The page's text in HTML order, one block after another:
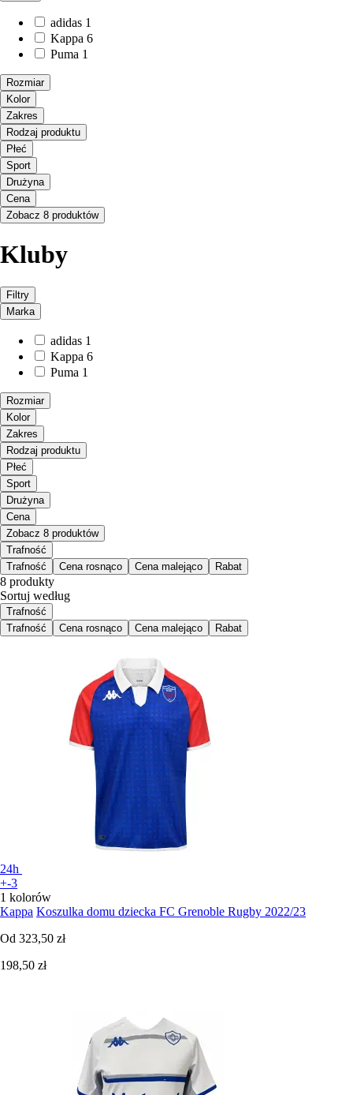
adidas 1
Kappa 6
Puma 1
Rozmiar
Kolor
Zakres
Rodzaj produktu
Płeć
Sport
Drużyna
Cena
Zobacz 8 produktów
Kluby
Filtry
Marka
adidas 1
Kappa 6
Puma 1
Rozmiar
Kolor
Zakres
Rodzaj produktu
Płeć
Sport
Drużyna
Cena
Zobacz 8 produktów
Trafność
Trafność
Cena rosnąco Cena malejąco Rabat
8 produkty
Sortuj według
Trafność
Trafność
Cena rosnąco Cena malejąco Rabat
24h
+-3
1 kolorów
Kappa Koszulka domu dziecka FC Grenoble Rugby 2022/23
Od 323,50 zł
198,50 zł